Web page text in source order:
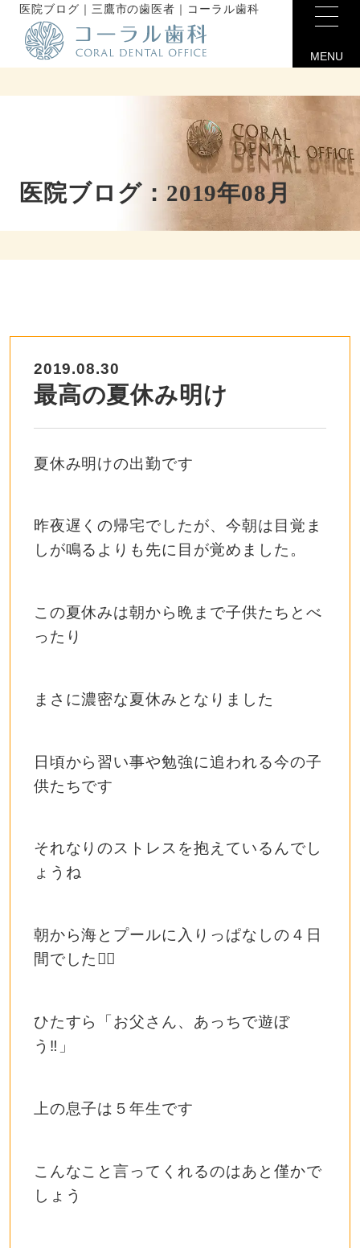
医院ブログ｜三鷹市の歯医者｜コーラル歯科
MENU
医院ブログ：2019年08月
2019.08.30
最高の夏休み明け
夏休み明けの出勤です
昨夜遅くの帰宅でしたが、今朝は目覚ま
しが鳴るよりも先に目が覚めました。
この夏休みは朝から晩まで子供たちとべ
ったり
まさに濃密な夏休みとなりました
日頃から習い事や勉強に追われる今の子
供たちです
それなりのストレスを抱えているんでし
ょうね
朝から海とプールに入りっぱなしの４日
間でした🏊‍♂️
ひたすら「お父さん、あっちで遊ぼ
う‼️」
上の息子は５年生です
こんなこと言ってくれるのはあと僅かで
しょう